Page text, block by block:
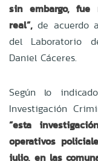
sin embargo, fue
real”, de acuerdo
del Laboratorio
Daniel Cáceres.
Según lo
Investigación
“esta
operativos
julio, en las